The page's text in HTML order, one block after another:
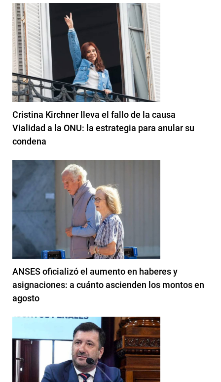
Cristina Kirchner lleva el fallo de la causa
Vialidad a la ONU: la estrategia para anular su
condena
ANSES oficializó el aumento en haberes y
asignaciones: a cuánto ascienden los montos en
agosto